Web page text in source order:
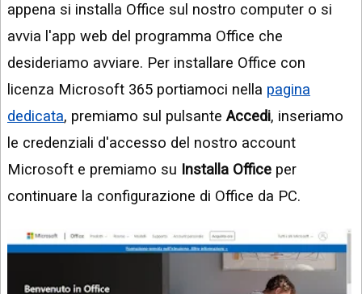
appena si installa Office sul nostro computer o si
avvia l'app web del programma Office che
desideriamo avviare. Per installare Office con
licenza Microsoft 365 portiamoci nella pagina
dedicata, premiamo sul pulsanteAccedi, inseriamo
le credenziali d'accesso del nostro account
Microsoft e premiamo su Installa Office per
continuare la configurazione di Office da PC.